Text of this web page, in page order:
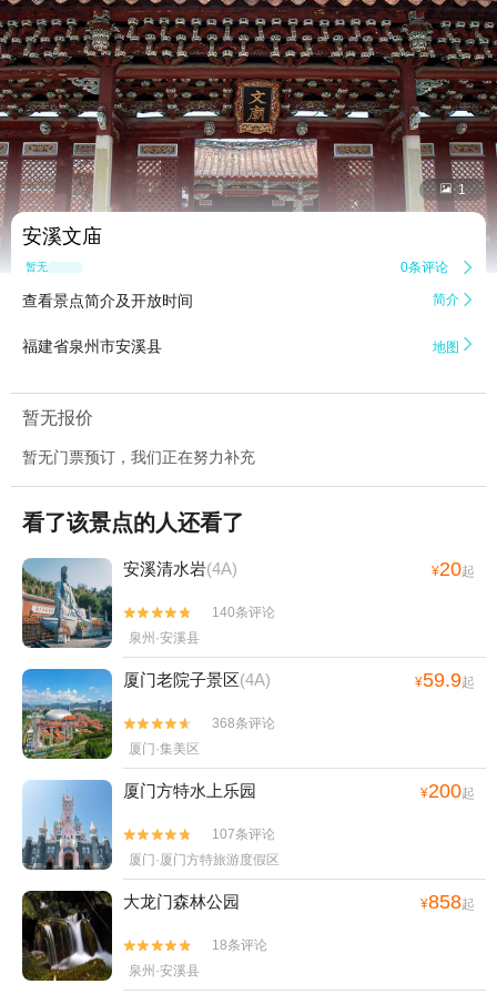
 1
安溪文庙
暂无点评 0条评论 
查看景点简介及开放时间 简介 
福建省泉州市安溪县 地图 
暂无报价
暂无门票预订，我们正在努力补充
看了该景点的人还看了
安溪清水岩(4A) ¥20起


140条评论
泉州·安溪县
厦门老院子景区(4A) ¥59.9起


368条评论
厦门·集美区
厦门方特水上乐园 ¥200起


107条评论
厦门·厦门方特旅游度假区
大龙门森林公园 ¥858起


18条评论
泉州·安溪县
